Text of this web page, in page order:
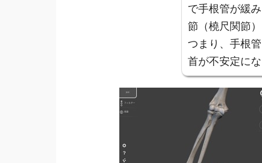
で手根管が緩
節（橈尺関節
つまり、手根
首が不安定に